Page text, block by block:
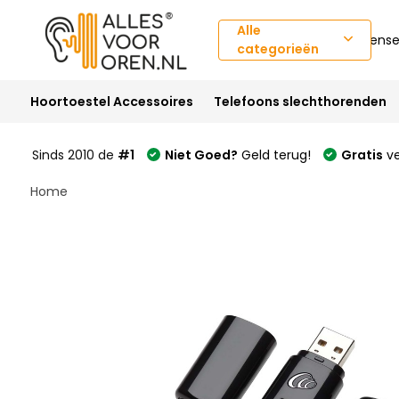
Welcome
Alle
categorieën
Hoortoestel Accessoires Telefoons slechthorenden
Sinds 2010 de #1 Niet Goed? Geld terug! Gratis
Home